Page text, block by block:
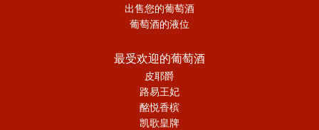
出售您的葡萄酒
葡萄酒的液位
最受欢迎的葡萄酒
皮耶爵
路易王妃
酩悦香槟
凯歌皇牌